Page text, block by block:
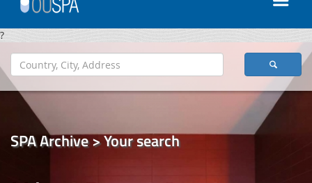
?
SPA Archive > Your search